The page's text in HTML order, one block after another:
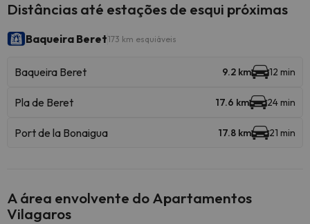
Distâncias até estações de esqui próximas
Baqueira Beret173 km esquiáveis
Baqueira Beret 9.2 km 12 min
Pla de Beret 17.6 km 24 min
Port de la Bonaigua 17.8 km 21 min
A área envolvente do Apartamentos
Vilagaros